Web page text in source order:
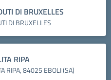
DI BRUXELLES
DI BRUXELLES
RIPA
RIPA, 84025 EBOLI (SA)